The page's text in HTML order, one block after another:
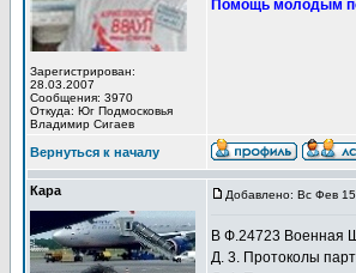
Зарегистрирован:
28.03.2007
Сообщения: 3970
Откуда: Юг Подмосковья
Владимир Сигаев
Помощь молодым
Вернуться к началу
Кара Добавлено: Вс Фев
В Ф.24723 Военная
Д. 3. Протоколы